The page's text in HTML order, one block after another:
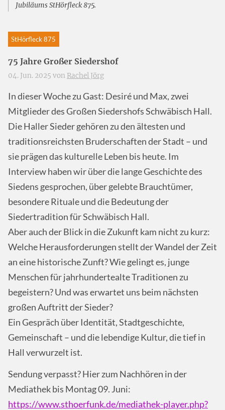
Jubiläums StHörfleck 875.
StHörfleck 875
75 Jahre Großer Siedershof
04. Jun. 2025 von Rachel Jörg
In dieser Woche zu Gast: Desiré und Max, zwei
Mitglieder des Großen Siedershofs Schwäbisch Hall.
Die Haller Sieder gehören zu den ältesten und
traditionsreichsten Bruderschaften der Stadt – und
sie prägen das kulturelle Leben bis heute. Im
Interview haben wir über die lange Geschichte des
Siedens gesprochen, über gelebte Brauchtümer,
besondere Rituale und die Bedeutung der
Siedertradition für Schwäbisch Hall.
Aber auch der Blick in die Zukunft kam nicht zu kurz:
Welche Herausforderungen stellt der Wandel der Zeit
an eine historische Zunft? Wie gelingt es, junge
Menschen für jahrhundertealte Traditionen zu
begeistern? Und was erwartet uns beim nächsten
großen Auftritt der Sieder?
Ein Gespräch über Identität, Stadtgeschichte,
Gemeinschaft – und die lebendige Kultur, die tief in
Hall verwurzelt ist.
Sendung verpasst? Hier zum Nachhören in der
Mediathek bis Montag 09. Juni:
https://www.sthoerfunk.de/mediathek-player.php?